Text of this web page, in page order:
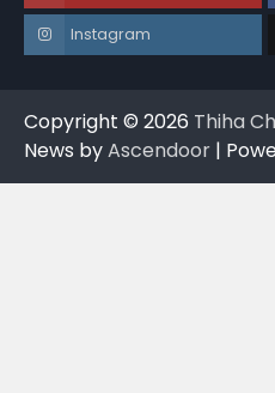
Instagram
Copyright © 2026 Thiha
News byAscendoor |